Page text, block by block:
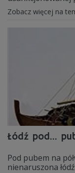
Zobacz więcej na
Łódź pod...
Pod pubem na
nienaruszona